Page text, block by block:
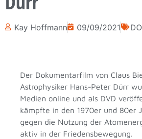
Kay Hoffmann 09/09/2021
Der Dokumentarfilm von Claus
Astrophysiker Hans-Peter Dürr
Medien online und als DVD
kämpfte in den 1970er und 80er
gegen die Nutzung der
aktiv in der Friedensbewegung.